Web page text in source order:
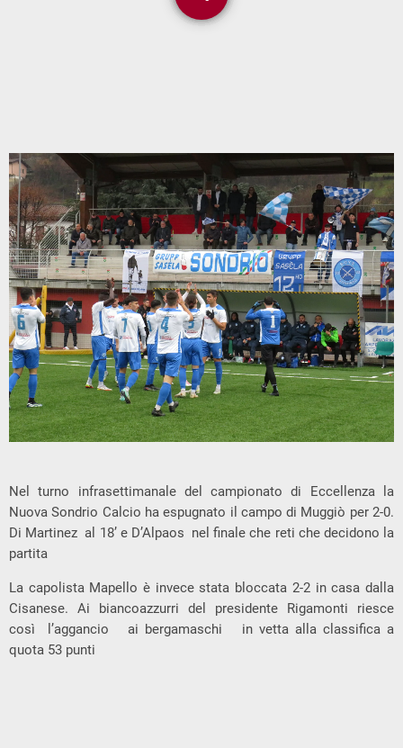
Nel turno infrasettimanale del campionato di Eccellenza la
Nuova Sondrio Calcio ha espugnato il campo di Muggiò per 2-0.
Di Martinez al 18’ e D’Alpaos nel finale che reti che decidono la
partita
La capolista Mapello è invece stata bloccata 2-2 in casa dalla
Cisanese. Ai biancoazzurri del presidente Rigamonti riesce
così l’aggancio ai bergamaschi in vetta alla classifica a
quota 53 punti